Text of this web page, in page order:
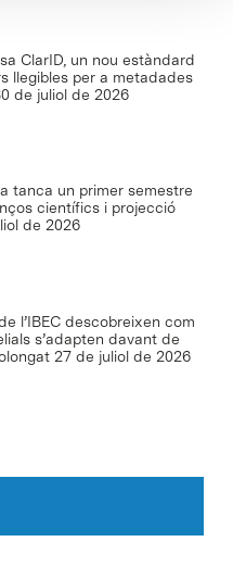
ClarID, un nou estàndard
llegibles per a metadades
de juliol de 2026
tanca un primer semestre
científics i projecció
de 2026
l’IBEC descobreixen com
s’adapten davant de
27 de juliol de 2026